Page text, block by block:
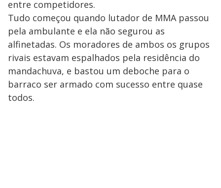
entre competidores.
Tudo começou quando lutador de MMA passou
pela ambulante e ela não segurou as
alfinetadas. Os moradores de ambos os grupos
rivais estavam espalhados pela residência do
mandachuva, e bastou um deboche para o
barraco ser armado com sucesso entre quase
todos.